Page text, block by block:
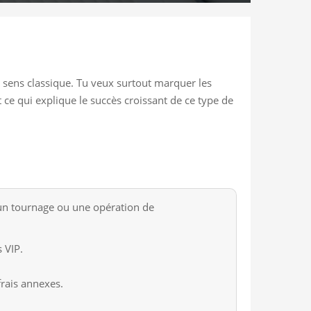
classique. Tu veux surtout marquer les
qui explique le succès croissant de ce type de
tournage ou une opération de
annexes.